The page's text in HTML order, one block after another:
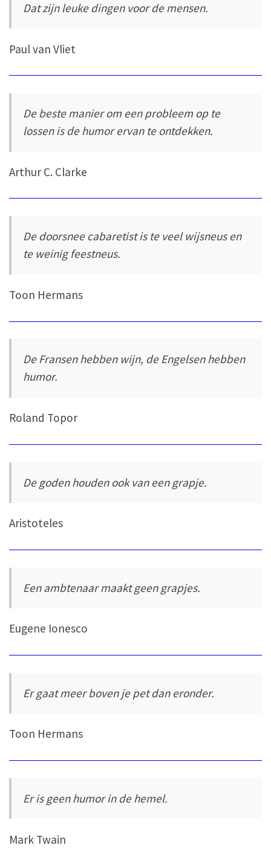
Dat zijn leuke dingen voor de mensen.
Paul van Vliet
De beste manier om een probleem op te
lossen is de humor ervan te ontdekken.
Arthur C. Clarke
De doorsnee cabaretist is te veel wijsneus en
te weinig feestneus.
Toon Hermans
De Fransen hebben wijn, de Engelsen hebben
humor.
Roland Topor
De goden houden ook van een grapje.
Aristoteles
Een ambtenaar maakt geen grapjes.
Eugene Ionesco
Er gaat meer boven je pet dan eronder.
Toon Hermans
Er is geen humor in de hemel.
Mark Twain